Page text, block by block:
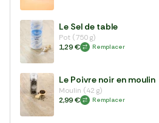
Le Sel de table
Pot (750 g)
1,29 €
Remplacer
Le Poivre noir en moulin
Moulin (42 g)
2,99 €
Remplacer